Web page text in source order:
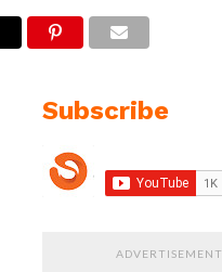
Subscribe
ADVERTISEMENT